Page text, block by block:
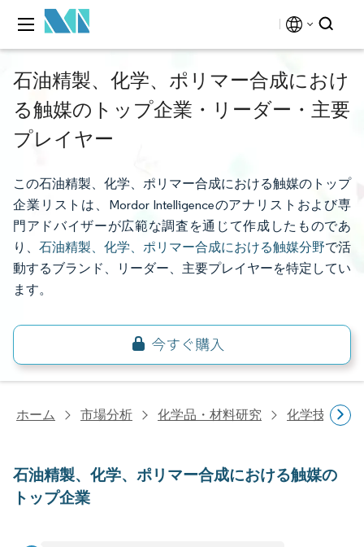
石油精製、化学、ポリマー合成におけ
る触媒のトップ企業・リーダー・主要
プレイヤー
この石油精製、化学、ポリマー合成における触媒のトップ
企業リストは、Mordor Intelligenceのアナリストおよび専
門アドバイザーが広範な調査を通じて作成したものであ
り、 石油精製、化学、ポリマー合成における触媒分野で活
動するブランド、リーダー、主要プレイヤーを特定してい
ます。
ホーム 市場分析 化学品・材料研究 化学技術研究
石油精製、化学、ポリマー合成における触媒の
トップ企業